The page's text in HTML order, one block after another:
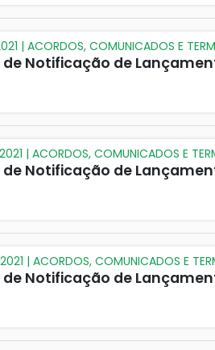
| ACORDOS, COMUNICADOS E
de Notificação de
| ACORDOS, COMUNICADOS E
de Notificação de
| ACORDOS, COMUNICADOS E
de Notificação de